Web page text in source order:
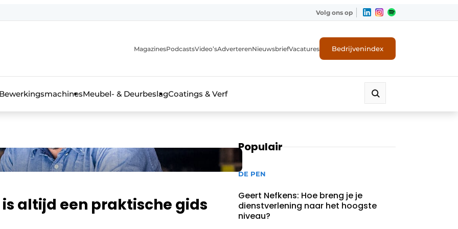
Volg ons op
MagazinesPodcastsVideo’sAdverterenNieuwsbriefVacatures Bedrijvenindex
BewerkingsmachinesMeubel- & DeurbeslagCoatings & Verf
altijd een praktische gids
Populair
DE PEN
Geert Nefkens: Hoe breng je je
dienstverlening naar het hoogste
niveau?